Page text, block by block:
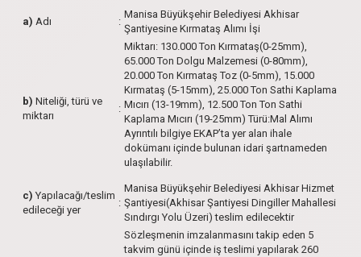
a) Adı :
Manisa Büyükşehir Belediyesi Akhisar
Şantiyesine Kırmataş Alımı İşi
b) Niteliği, türü ve
miktarı
:
Miktarı: 130.000 Ton Kırmataş(0-25mm),
65.000 Ton Dolgu Malzemesi (0-80mm),
20.000 Ton Kırmataş Toz (0-5mm), 15.000
Kırmataş (5-15mm), 25.000 Ton Sathi Kaplama
Mıcırı (13-19mm), 12.500 Ton Ton Sathi
Kaplama Mıcırı (19-25mm) Türü:Mal Alımı
Ayrıntılı bilgiye EKAP’ta yer alan ihale
dokümanı içinde bulunan idari şartnameden
ulaşılabilir.
c) Yapılacağı/teslim
edileceği yer
:
Manisa Büyükşehir Belediyesi Akhisar Hizmet
Şantiyesi(Akhisar Şantiyesi Dingiller Mahallesi
Sındırgı Yolu Üzeri) teslim edilecektir
Sözleşmenin imzalanmasını takip eden 5
takvim günü içinde iş teslimi yapılarak 260